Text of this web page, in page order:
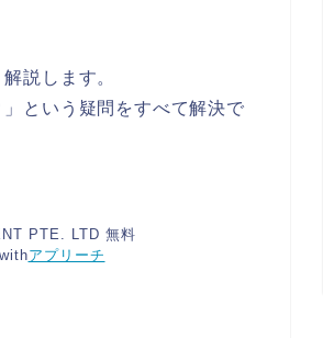
説します。
という疑問をすべて解決で
PTE. LTD 無料
アプリーチ